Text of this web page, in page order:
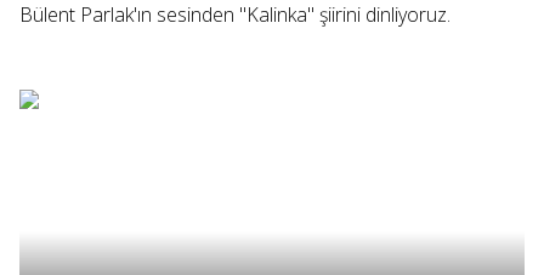
Bülent Parlak'ın sesinden "Kalinka" şiirini dinliyoruz.